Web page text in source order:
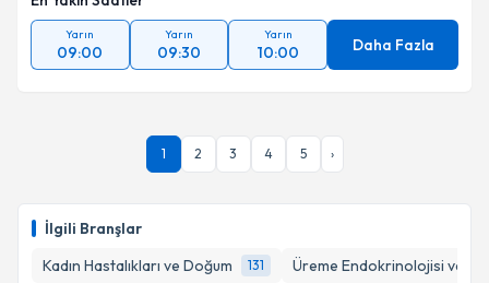
İlgili Branşlar
Kadın Hastalıkları ve Doğum
131 Üreme Endokrinolojisi ve
Takvim Talebini Gönder
Yarın
09:00
Yarın
09:30
Yarın
10:00 Daha Fazla
1 2 3 4 5 ›